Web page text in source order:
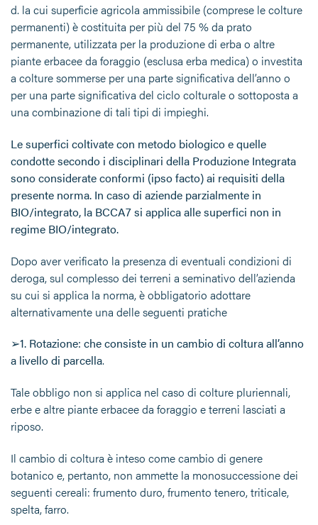
d. la cui superficie agricola ammissibile (comprese le colture
permanenti) è costituita per più del 75 % da prato
permanente, utilizzata per la produzione di erba o altre
piante erbacee da foraggio (esclusa erba medica) o investita
a colture sommerse per una parte significativa dell’anno o
per una parte significativa del ciclo colturale o sottoposta a
una combinazione di tali tipi di impieghi.
Le superfici coltivate con metodo biologico e quelle
condotte secondo i disciplinari della Produzione Integrata
sono considerate conformi (ipso facto) ai requisiti della
presente norma. In caso di aziende parzialmente in
BIO/integrato, la BCCA7 si applica alle superfici non in
regime BIO/integrato.
Dopo aver verificato la presenza di eventuali condizioni di
deroga, sul complesso dei terreni a seminativo dell’azienda
su cui si applica la norma, è obbligatorio adottare
alternativamente una delle seguenti pratiche
➢1. Rotazione: che consiste in un cambio di coltura all’anno
a livello di parcella.
Tale obbligo non si applica nel caso di colture pluriennali,
erbe e altre piante erbacee da foraggio e terreni lasciati a
riposo.
Il cambio di coltura è inteso come cambio di genere
botanico e, pertanto, non ammette la monosuccessione dei
seguenti cereali: frumento duro, frumento tenero, triticale,
spelta, farro.